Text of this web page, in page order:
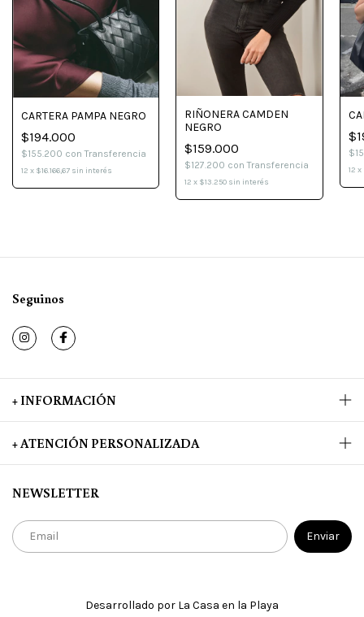
CARTERA PAMPA NEGRO
$194.000
$155.200 con Transferencia
12 x $16.166,67 sin interés
RIÑONERA CAMDEN
NEGRO
$159.000
$127.200 con Transferencia
12 x $13.250 sin interés
12 x
Seguinos
+ INFORMACIÓN
+ ATENCIÓN PERSONALIZADA
NEWSLETTER
Desarrollado por La Casa en la Playa